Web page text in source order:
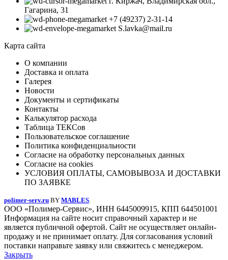
Гагарина, 31
+7 (49237) 2-31-14
S.lavka@mail.ru
Карта сайта
О компании
Доставка и оплата
Галерея
Новости
Документы и сертификаты
Контакты
Калькулятор расхода
Таблица ТЕКСов
Пользовательское соглашение
Политика конфиденциальности
Согласие на обработку персональных данных
Согласие на cookies
УСЛОВИЯ ОПЛАТЫ, САМОВЫВОЗА И ДОСТАВКИ
ПО ЗАЯВКЕ
polimer-serv.ru BY MABLES.
ООО «Полимер-Сервис», ИНН 6445009915, КПП 644501001
Информация на сайте носит справочный характер и не
является публичной офертой. Сайт не осуществляет онлайн-
продажу и не принимает оплату. Для согласования условий
поставки направьте заявку или свяжитесь с менеджером.
Закрыть